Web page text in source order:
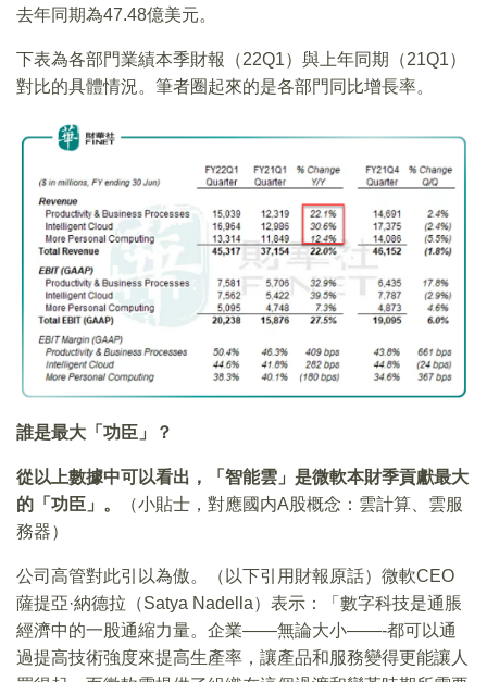
去年同期為47.48億美元。
下表為各部門業績本季財報（22Q1）與上年同期（21Q1）
對比的具體情況。筆者圈起來的是各部門同比增長率。
誰是最大「功臣」？
從以上數據中可以看出，「智能雲」是微軟本財季貢獻最大
的「功臣」。
（小貼士，對應國内A股概念：雲計算、雲服
務器）
公司高管對此引以為傲。（以下引用財報原話）微軟CEO
薩提亞·納德拉（Satya Nadella）表示：「數字科技是通脹
經濟中的一股通縮力量。企業——無論大小——-都可以通
過提高技術強度來提高生產率，讓產品和服務變得更能讓人